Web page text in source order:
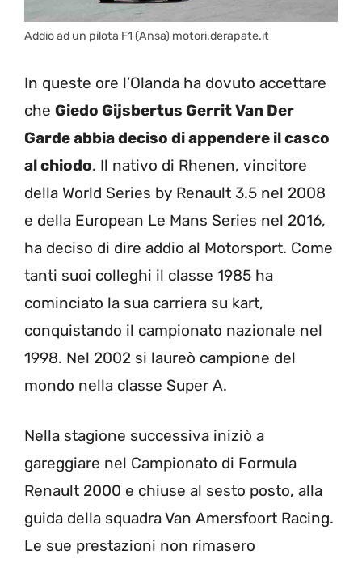
Addio ad un pilota F1 (Ansa) motori.derapate.it
In queste ore l’Olanda ha dovuto accettare
che Giedo Gijsbertus Gerrit Van Der
Garde abbia deciso di appendere il casco
al chiodo. Il nativo di Rhenen, vincitore
della World Series by Renault 3.5 nel 2008
e della European Le Mans Series nel 2016,
ha deciso di dire addio al Motorsport. Come
tanti suoi colleghi il classe 1985 ha
cominciato la sua carriera su kart,
conquistando il campionato nazionale nel
1998. Nel 2002 si laureò campione del
mondo nella classe Super A.
Nella stagione successiva iniziò a
gareggiare nel Campionato di Formula
Renault 2000 e chiuse al sesto posto, alla
guida della squadra Van Amersfoort Racing.
Le sue prestazioni non rimasero